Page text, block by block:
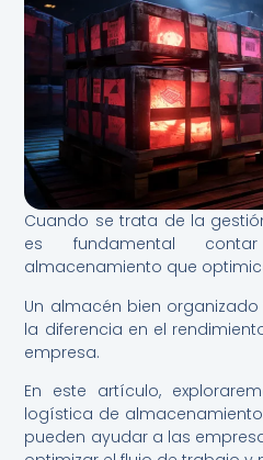
Cuando se trata de la
es fundamental
almacenamiento que
Un almacén bien
la diferencia en el
empresa.
En este artículo,
logística de
pueden ayudar a las